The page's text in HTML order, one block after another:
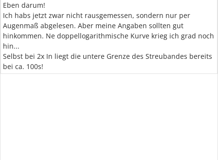
Eben darum!
Ich habs jetzt zwar nicht rausgemessen, sondern nur per
Augenmaß abgelesen. Aber meine Angaben sollten gut
hinkommen. Ne doppellogarithmische Kurve krieg ich grad noch
hin...
Selbst bei 2x In liegt die untere Grenze des Streubandes bereits
bei ca. 100s!